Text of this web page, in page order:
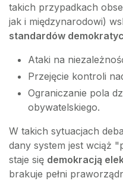
takich przypadkach
jak i międzynarodowi)
standardów
Ataki na
Przejęcie kontroli
Ograniczanie pola
obywatelskiego.
W takich sytuacjach
dany system jest wciąż
staje się demokracją
brakuje pełni